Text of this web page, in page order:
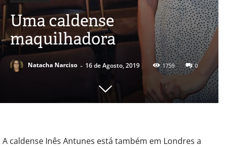
Uma caldense
maquilhadora
Natacha Narciso - 16 de Agosto, 2019 1759 0
A caldense Inês Antunes está também em Londres a